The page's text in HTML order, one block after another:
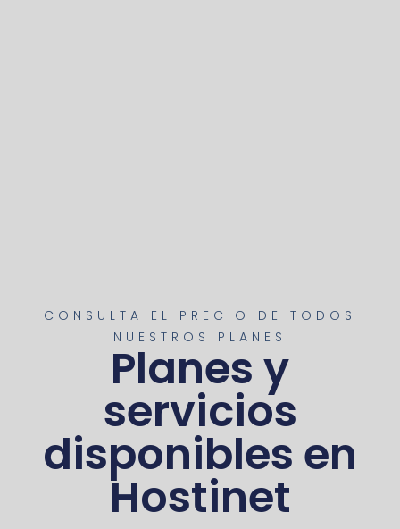
CONSULTA EL PRECIO DE TODOS
NUESTROS PLANES
Planes y
servicios
disponibles en
Hostinet